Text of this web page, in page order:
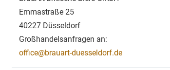
Emmastraße 25
40227 Düsseldorf
Großhandelsanfragen an:
office@brauart-duesseldorf.de